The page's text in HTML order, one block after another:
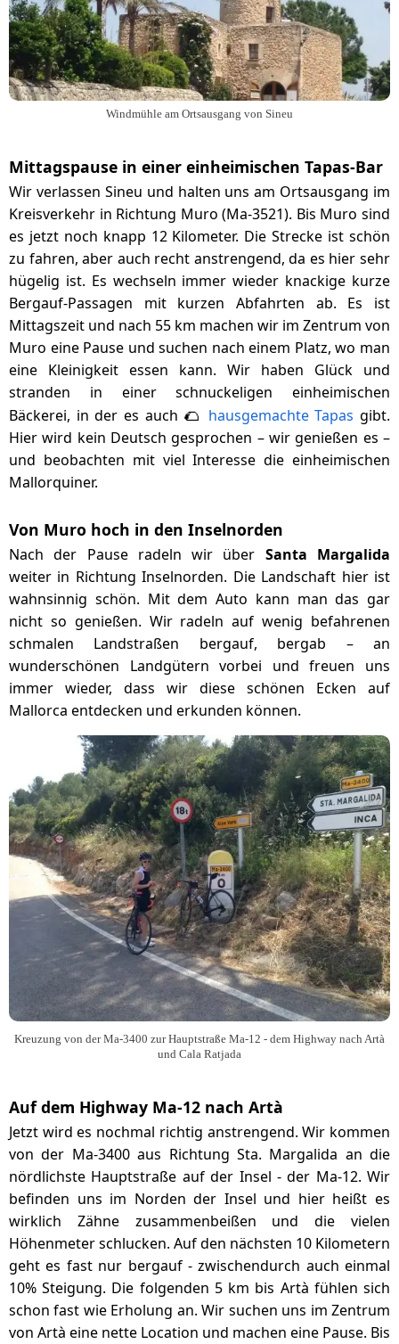
Windmühle am Ortsausgang von Sineu
Mittagspause in einer einheimischen Tapas-Bar
Wir verlassen Sineu und halten uns am Ortsausgang im
Kreisverkehr in Richtung Muro (Ma-3521). Bis Muro sind
es jetzt noch knapp 12 Kilometer. Die Strecke ist schön
zu fahren, aber auch recht anstrengend, da es hier sehr
hügelig ist. Es wechseln immer wieder knackige kurze
Bergauf-Passagen mit kurzen Abfahrten ab. Es ist
Mittagszeit und nach 55 km machen wir im Zentrum von
Muro eine Pause und suchen nach einem Platz, wo man
eine Kleinigkeit essen kann. Wir haben Glück und
stranden in einer schnuckeligen einheimischen
Bäckerei, in der es auch 🌮 hausgemachte Tapas gibt.
Hier wird kein Deutsch gesprochen – wir genießen es –
und beobachten mit viel Interesse die einheimischen
Mallorquiner.
Von Muro hoch in den Inselnorden
Nach der Pause radeln wir über Santa Margalida
weiter in Richtung Inselnorden. Die Landschaft hier ist
wahnsinnig schön. Mit dem Auto kann man das gar
nicht so genießen. Wir radeln auf wenig befahrenen
schmalen Landstraßen bergauf, bergab – an
wunderschönen Landgütern vorbei und freuen uns
immer wieder, dass wir diese schönen Ecken auf
Mallorca entdecken und erkunden können.
Kreuzung von der Ma-3400 zur Hauptstraße Ma-12 - dem Highway nach Artà
und Cala Ratjada
Auf dem Highway Ma-12 nach Artà
Jetzt wird es nochmal richtig anstrengend. Wir kommen
von der Ma-3400 aus Richtung Sta. Margalida an die
nördlichste Hauptstraße auf der Insel - der Ma-12. Wir
befinden uns im Norden der Insel und hier heißt es
wirklich Zähne zusammenbeißen und die vielen
Höhenmeter schlucken. Auf den nächsten 10 Kilometern
geht es fast nur bergauf - zwischendurch auch einmal
10% Steigung. Die folgenden 5 km bis Artà fühlen sich
schon fast wie Erholung an. Wir suchen uns im Zentrum
von Artà eine nette Location und machen eine Pause. Bis